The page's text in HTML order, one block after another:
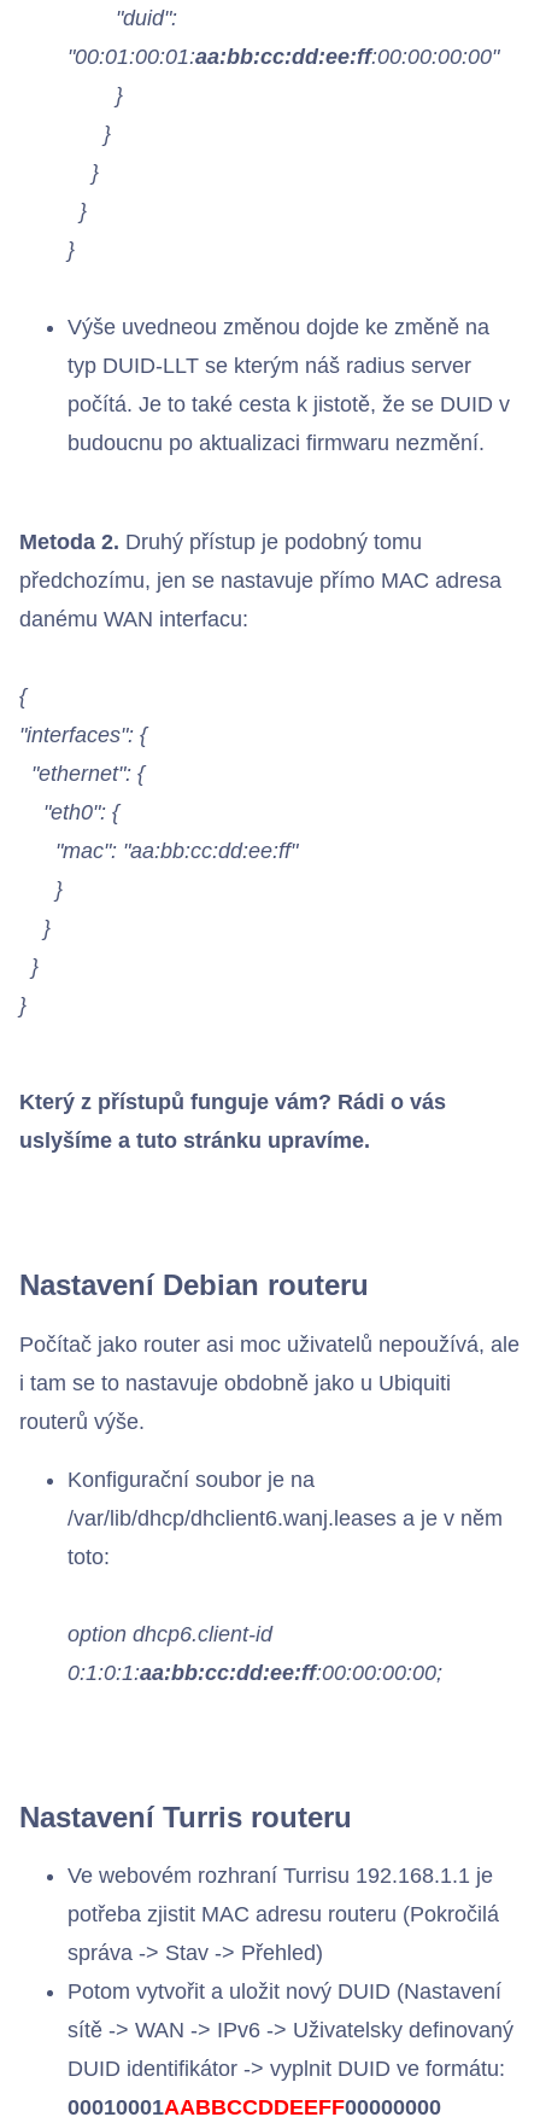
"duid":
"00:01:00:01:aa:bb:cc:dd:ee:ff:00:00:00:00"
}
}
}
}
}
Výše uvedneou změnou dojde ke změně na
typ DUID-LLT se kterým náš radius server
počítá. Je to také cesta k jistotě, že se DUID v
budoucnu po aktualizaci firmwaru nezmění.
Metoda 2. Druhý přístup je podobný tomu
předchozímu, jen se nastavuje přímo MAC adresa
danému WAN interfacu:
{
"interfaces": {
"ethernet": {
"eth0": {
"mac": "aa:bb:cc:dd:ee:ff"
}
}
}
}
Který z přístupů funguje vám? Rádi o vás
uslyšíme a tuto stránku upravíme.
Nastavení Debian routeru
Počítač jako router asi moc uživatelů nepoužívá, ale
i tam se to nastavuje obdobně jako u Ubiquiti
routerů výše.
Konfigurační soubor je na
/var/lib/dhcp/dhclient6.wanj.leases a je v něm
toto:
option dhcp6.client-id
0:1:0:1:aa:bb:cc:dd:ee:ff:00:00:00:00;
Nastavení Turris routeru
Ve webovém rozhraní Turrisu 192.168.1.1 je
potřeba zjistit MAC adresu routeru (Pokročilá
správa -> Stav -> Přehled)
Potom vytvořit a uložit nový DUID (Nastavení
sítě -> WAN -> IPv6 -> Uživatelsky definovaný
DUID identifikátor -> vyplnit DUID ve formátu:
00010001AABBCCDDEEFF00000000